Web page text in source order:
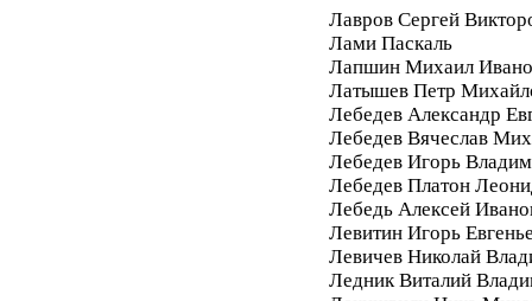
Лавров Сергей
Лами Паскаль
Лапшин Михаил
Латышев Петр
Лебедев Александр
Лебедев Вячеслав
Лебедев Игорь
Лебедев Платон
Лебедь Алексей
Левитин Игорь
Левичев Николай
Ледник Виталий